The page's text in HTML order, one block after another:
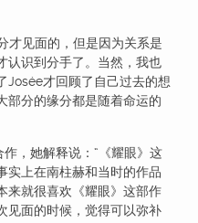
见面的，但是因为关系是
认识到分手了。当然，我也
Josée才回顾了自己过去的想
部分的缘分都是随着命运的
，她解释说：“《耀眼》这
实上在南柱赫和当时的作品
来就很喜欢《耀眼》这部作
见面的时候，觉得可以弥补